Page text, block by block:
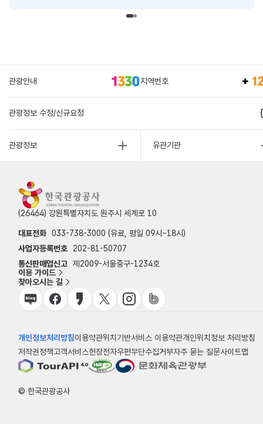
관광안내 지역번호
관광정보 수정/신규요청
관광정보 유관기관
(26464) 강원특별자치도 원주시 세계로 10
대표전화 033-738-3000 (유료, 평일 09시~18시)
사업자등록번호
202-81-50707
통신판매업신고 제2009-서울중구-1234호
이용 가이드
찾아오시는 길
개인정보처리방침이용약관위치기반서비스 이용약관개인위치정보 처리방침
저작권정책고객서비스헌장전자우편무단수집거부자주 묻는 질문사이트맵
© 한국관광공사